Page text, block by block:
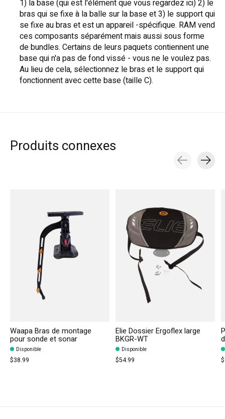
1) la base (qui est l'élément que vous regardez ici) 2) le
bras qui se fixe à la balle sur la base et 3) le support qui
se fixe au bras et est un appareil -spécifique. RAM vend
ces composants séparément mais aussi sous forme
de bundles. Certains de leurs paquets contiennent une
base qui n'a pas de fond vissé - vous ne le voulez pas.
Au lieu de cela, sélectionnez le bras et le support qui
fonctionnent avec cette base (taille C).
Produits connexes
Waapa Bras de montage
pour sonde et sonar
Disponible
$38.99
Elie Dossier Ergoflex large
BKGR-WT
Disponible
$54.99